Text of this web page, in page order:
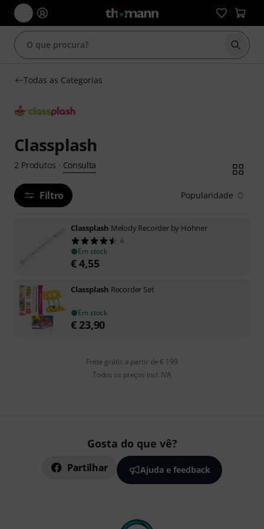
Iniciar
Todas as Categorias
Classplash
2 Produtos · Consulta
Filtro Popularidade
Classplash Melody Recorder by Hohner
6
Em stock
€4,55
Classplash Recorder Set
Em stock
€ 23,90
Frete grátis a partir de € 199
Todos os preços incl. IVA
Gosta do que vê?
Partilhar Ajuda e feedback